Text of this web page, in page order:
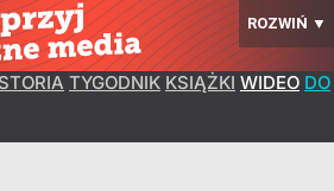
ROZWIŃ ▼
TYGODNIK KSIĄŻKI WIDEO DO